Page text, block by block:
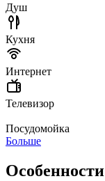
Душ
Кухня
Интернет
Телевизор
Посудомойка
Больше
Особенности